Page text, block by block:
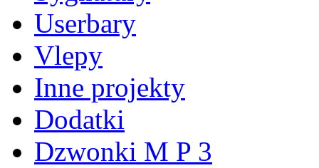
Userbary
Vlepy
Inne projekty
Dodatki
Dzwonki M P 3